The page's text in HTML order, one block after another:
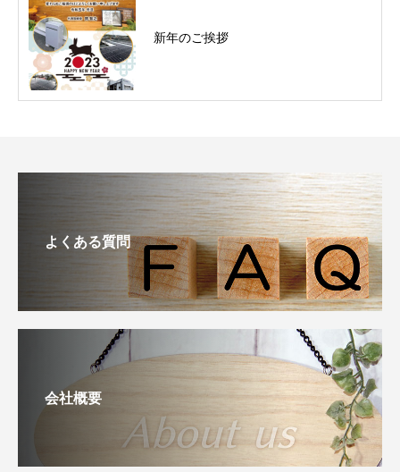
新年のご挨拶
よくある質問
会社概要